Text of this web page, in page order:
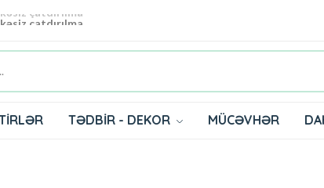
çatdırılma
TƏDBİR - DEKOR MÜCƏVHƏR